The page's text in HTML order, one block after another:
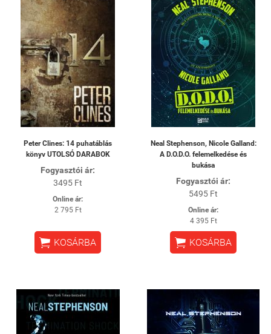
Peter Clines: 14 puhatáblás
könyv UTOLSÓ DARABOK
Fogyasztói ár:
3495 Ft
Online ár:
2 795 Ft
 KOSÁRBA
Neal Stephenson, Nicole Galland:
A ​D.O.D.O. felemelkedése és
bukása
Fogyasztói ár:
5495 Ft
Online ár:
4 395 Ft
 KOSÁRBA